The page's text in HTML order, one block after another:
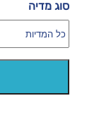
סוג מדיה